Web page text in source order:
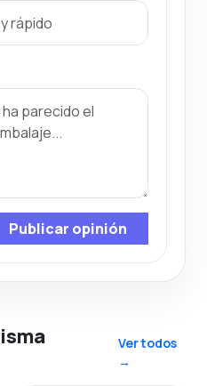
Publicar opinión
Ver todos
→